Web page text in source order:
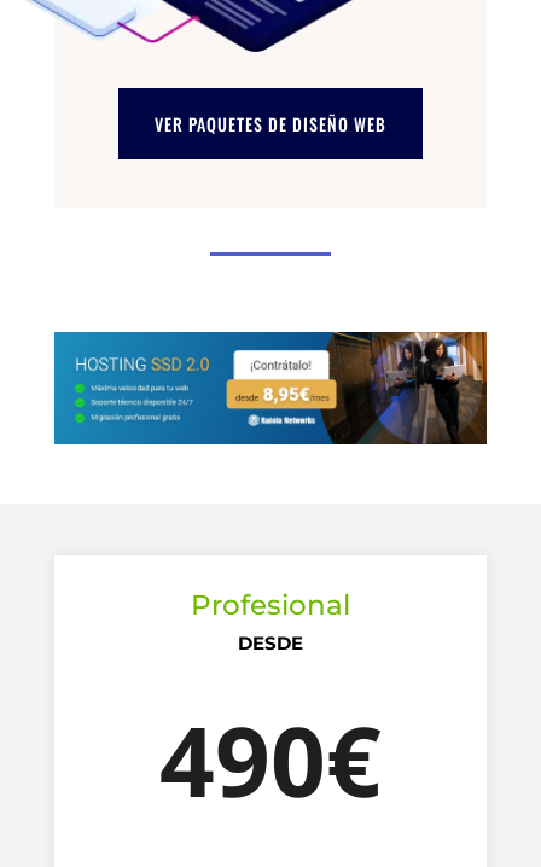
VER PAQUETES DE DISEÑO WEB
Profesional
DESDE
490€